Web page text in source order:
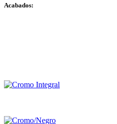
Acabados: